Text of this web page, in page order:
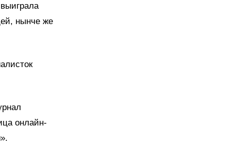
нынче же
онлайн-